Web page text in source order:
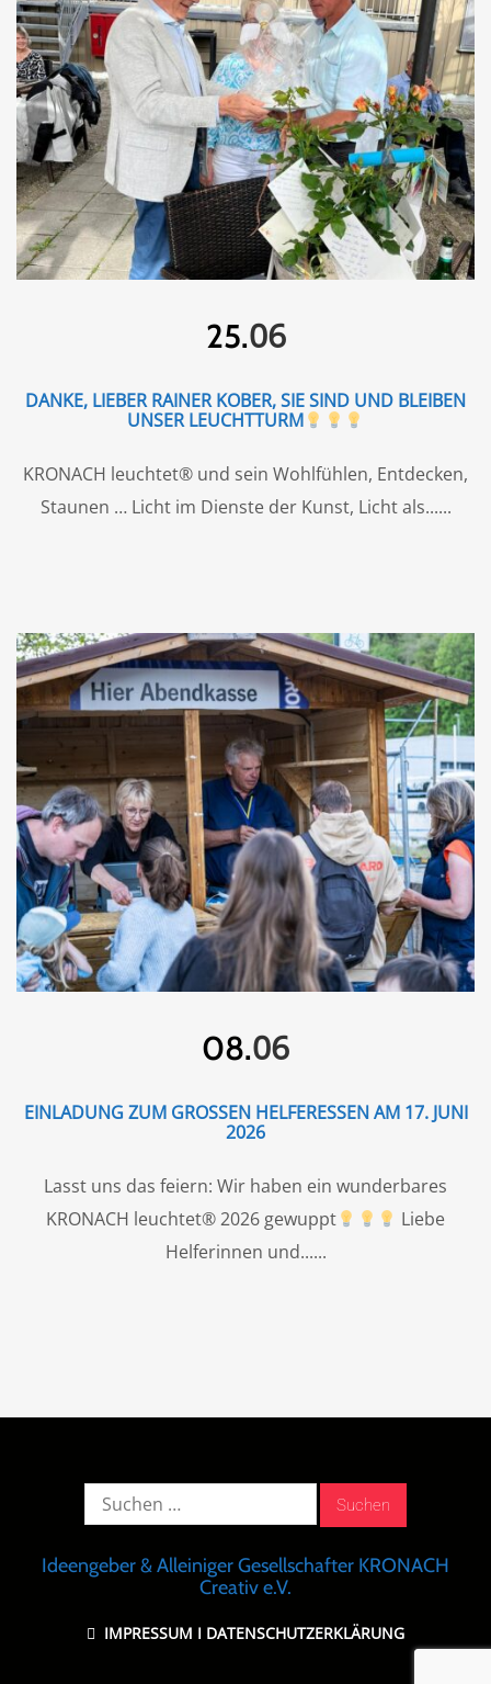
25.06
DANKE, LIEBER RAINER KOBER, SIE SIND UND BLEIBEN
UNSER LEUCHTTURM
KRONACH leuchtet® und sein Wohlfühlen, Entdecken,
Staunen … Licht im Dienste der Kunst, Licht als...
08.06
EINLADUNG ZUM GROSSEN HELFERESSEN AM 17. JUNI 2
026
Lasst uns das feiern: Wir haben ein wunderbares
KRONACH leuchtet® 2026 gewuppt
Liebe
Helferinnen und...
Suche
Ideengeber & Alleiniger Gesellschafter KRONACH
Creativ e.V.
IMPRESSUM I DATENSCHUTZERKLÄRUNG